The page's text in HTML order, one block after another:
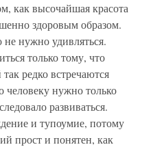
как высочайшая красота
здоровым образом.
нужно удивляться.
только тому, что
редко встречаются
человеку нужно только
развиваться.
и тупоумие, потому
прост и понятен, как